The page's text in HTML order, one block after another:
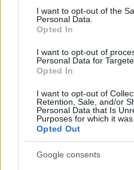
services and may gather and
not limited to your visit or
grant or deny consent to
consent section.
I want to opt-out of the
Personal Data.
Opted In
I want to opt-out of
Personal Data for
Opted In
I want to opt-out of
Retention, Sale, and/or
Personal Data that Is
Purposes for which it was
Opted Out
Google consents